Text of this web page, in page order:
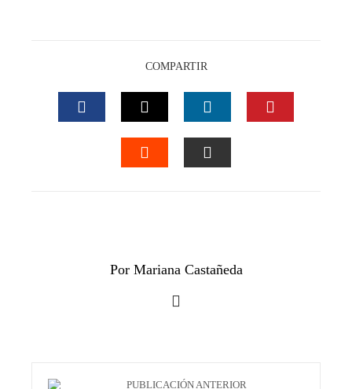
COMPARTIR
FACEBOOKTWITTERLINKEDIN
Por Mariana Castañeda
PUBLICACIÓN ANTERIOR